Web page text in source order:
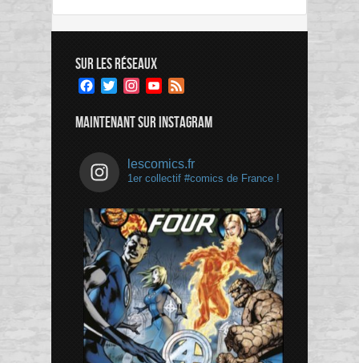
SUR LES RÉSEAUX
Facebook
TwitterInstagramYouTube
MAINTENANT SUR INSTAGRAM
lescomics.fr
1er collectif #comics de France !